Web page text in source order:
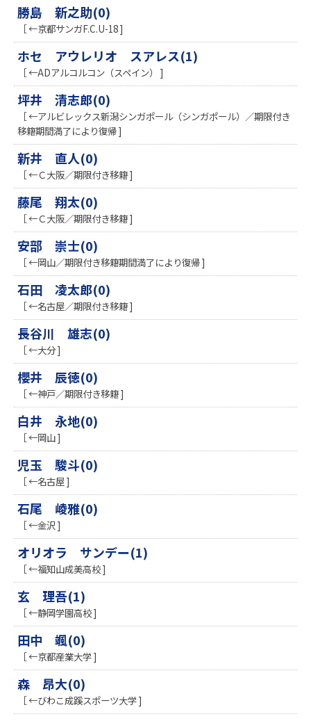
勝島 新之助(0)
［ ←京都サンガF.C.U-18 ]
ホセ アウレリオ スアレス(1)
［ ←ADアルコルコン（スペイン） ]
坪井 清志郎(0)
［ ←アルビレックス新潟シンガポール（シンガポール）／期限付き
移籍期間満了により復帰 ]
新井 直人(0)
［ ←Ｃ大阪／期限付き移籍 ]
藤尾 翔太(0)
［ ←Ｃ大阪／期限付き移籍 ]
安部 崇士(0)
［ ←岡山／期限付き移籍期間満了により復帰 ]
石田 凌太郎(0)
［ ←名古屋／期限付き移籍 ]
長谷川 雄志(0)
［ ←大分 ]
櫻井 辰徳(0)
［ ←神戸／期限付き移籍 ]
白井 永地(0)
［ ←岡山 ]
児玉 駿斗(0)
［ ←名古屋 ]
石尾 崚雅(0)
［ ←金沢 ]
オリオラ サンデー(1)
［ ←福知山成美高校 ]
玄 理吾(1)
［ ←静岡学園高校 ]
田中 颯(0)
［ ←京都産業大学 ]
森 昂大(0)
［ ←びわこ成蹊スポーツ大学 ]